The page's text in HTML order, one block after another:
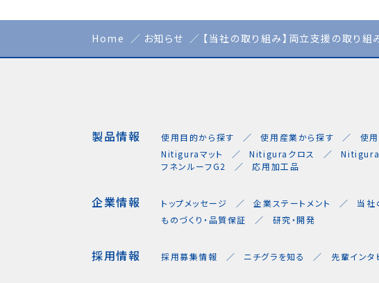
Home お知らせ 【当社の取り組み】両立支援の取り
製品情報 使用目的から探す 使用産業から探す
使
Nitiguraマット
Nitiguraクロス Nitigura
フネンルーフG2
応用加工品
企業情報 トップメッセージ 企業ステートメント 当社
ものづくり・品質保証
研究・開発
採用情報 採用募集情報 ニチグラを知る 先輩インタ